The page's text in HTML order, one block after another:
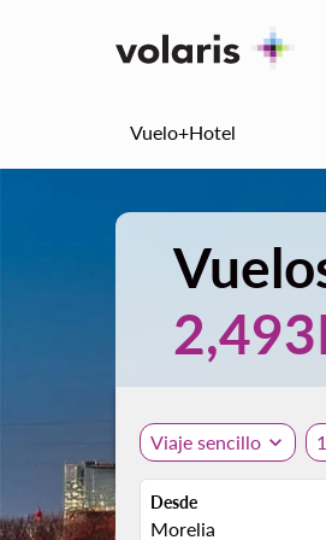
Vuelo+Hotel
Viaje sencillo expand_more
Desde